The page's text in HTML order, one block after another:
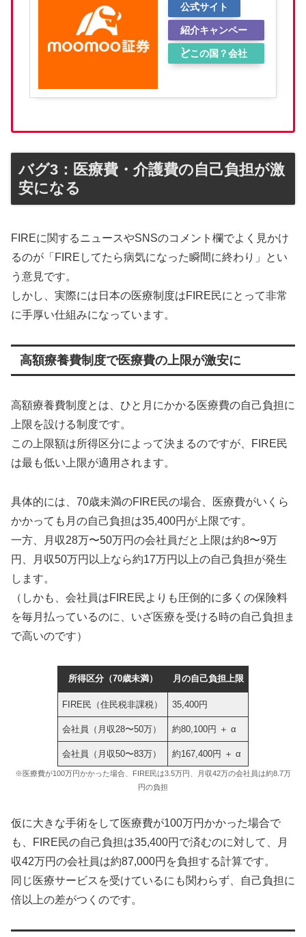
公式サイト
紹介キャンペー
ン
どこの国？会社
バグ3：医療費・介護費の自己負担が激
安になる
FIREに関するニュースやSNSのコメント欄でよく見かけ
るのが「FIREしてたら病気になった瞬間に終わり」とい
う意見です。
しかし、実際には日本の医療制度はFIRE民にとって非常
に手厚い仕組みになっています。
高額療養費制度で医療費の上限が激安に
高額療養費制度とは、ひと月にかかる医療費の自己負担に
上限を設ける制度です。
この上限額は所得区分によって決まるのですが、FIRE民
は最も低い上限が適用されます。
具体的には、70歳未満のFIRE民の場合、医療費がいくら
かかっても月の自己負担は35,400円が上限です。
一方、月収28万〜50万円の会社員だと上限は約8〜9万
円、月収50万円以上なら約17万円以上の自己負担が発生
します。
（しかも、会社員はFIRE民よりも圧倒的に多くの保険料
を毎月払っているのに、いざ医療を受ける時の自己負担ま
で高いのです）
所得区分（70歳未満） 月の自己負担上限
FIRE民（住民税非課税） 35,400円
会社員（月収28〜50万） 約80,100円 ＋ α
会社員（月収50〜83万） 約167,400円 ＋ α
※医療費が100万円かかった場合、FIRE民は3.5万円、月収42万の会社員は約8.7万
円の負担
仮に大きな手術をして医療費が100万円かかった場合で
も、FIRE民の自己負担は35,400円で済むのに対して、月
収42万円の会社員は約87,000円を負担する計算です。
同じ医療サービスを受けているにも関わらず、自己負担に
倍以上の差がつくのです。